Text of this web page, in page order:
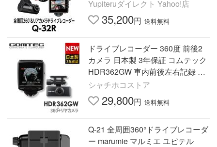
説DL版
Yupiteruダイレクト Yahoo!店
35,200円 送料無料
ドライブレコーダー 360度 前後2
カメラ 日本製 3年保証 コムテック
HDR362GW 車内前後左右記録 ノ
イズ対策済 常時 衝撃録画対応 GP
S搭載
シャチホコストア
29,800円 送料無料
Q-21 全周囲360°ドライブレコーダ
ー marumie マルミエ ユピテル